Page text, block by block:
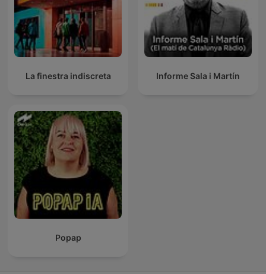
La finestra indiscreta Informe Sala i Martín
Popap